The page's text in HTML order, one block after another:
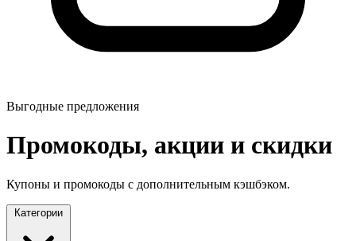
Выгодные предложения
Промокоды, акции и скидки
Купоны и промокоды с дополнительным кэшбэком.
Категории